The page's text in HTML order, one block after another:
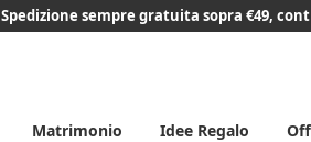
Spedizione sempre gratuita sopra €49,
Matrimonio Idee Regalo